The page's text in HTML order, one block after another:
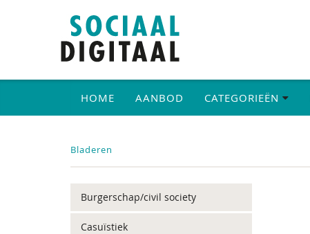
HOME AANBOD CATEGORIEËN
Bladeren
Burgerschap/civil society
Casuïstiek